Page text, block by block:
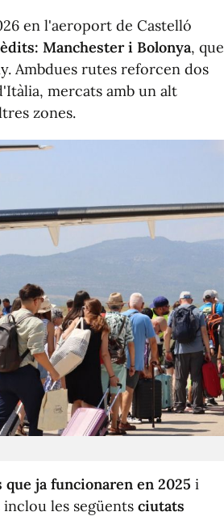
en l'aeroport de Castelló
Manchester i Bolonya, que
Ambdues rutes reforcen dos
mercats amb un alt
zones.
que ja funcionaren en 2025 i
les següents ciutats